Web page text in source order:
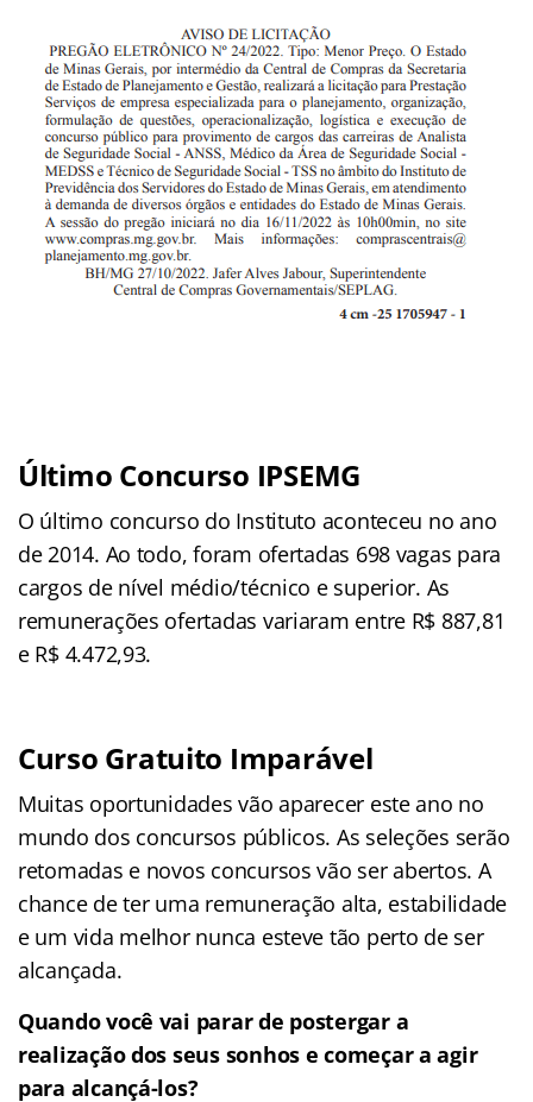
Último Concurso IPSEMG
O último concurso do Instituto aconteceu no ano
de 2014. Ao todo, foram ofertadas 698 vagas para
cargos de nível médio/técnico e superior. As
remunerações ofertadas variaram entre R$ 887,81
e R$ 4.472,93.
Curso Gratuito Imparável
Muitas oportunidades vão aparecer este ano no
mundo dos concursos públicos. As seleções serão
retomadas e novos concursos vão ser abertos. A
chance de ter uma remuneração alta, estabilidade
e um vida melhor nunca esteve tão perto de ser
alcançada.
Quando você vai parar de postergar a
realização dos seus sonhos e começar a agir
para alcançá-los?